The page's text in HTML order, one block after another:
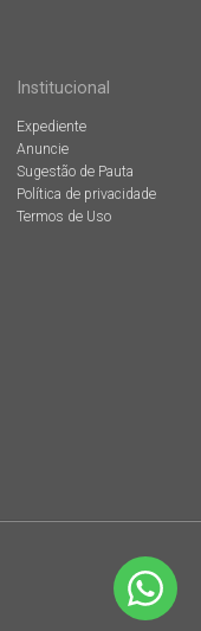
Institucional
Expediente
Anuncie
Sugestão de Pauta
Política de privacidade
Termos de Uso